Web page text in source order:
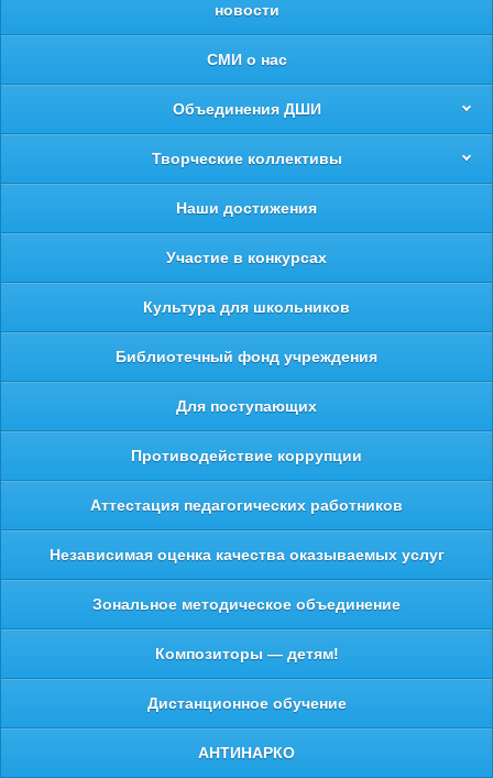
новости
СМИ о нас
Объединения ДШИ
Творческие коллективы
Наши достижения
Участие в конкурсах
Культура для школьников
Библиотечный фонд учреждения
Для поступающих
Противодействие коррупции
Аттестация педагогических работников
Независимая оценка качества оказываемых услуг
Зональное методическое объединение
Композиторы — детям!
Дистанционное обучение
АНТИНАРКО